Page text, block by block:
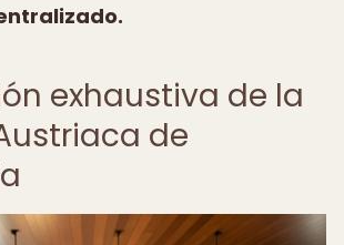
exhaustiva de la
de